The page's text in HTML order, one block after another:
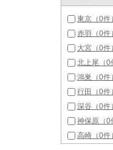
東京（0件）
赤羽（0件）
大宮（0件）
北上尾（0
鴻巣（0件）
行田（0件）
深谷（0件）
神保原（0
高崎（0件）